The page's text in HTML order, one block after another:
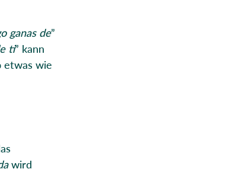
ganas de”
ti” kann
etwas wie
wird